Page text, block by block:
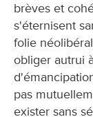
brèves et
s'éternisent
folie
obliger autrui
pas
exister sans